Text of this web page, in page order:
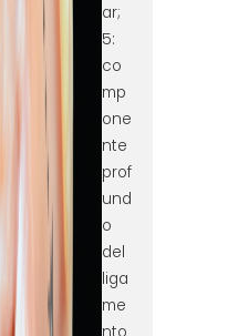
ar;
5:
co
mp
one
nte
prof
und
o
del
liga
me
nto